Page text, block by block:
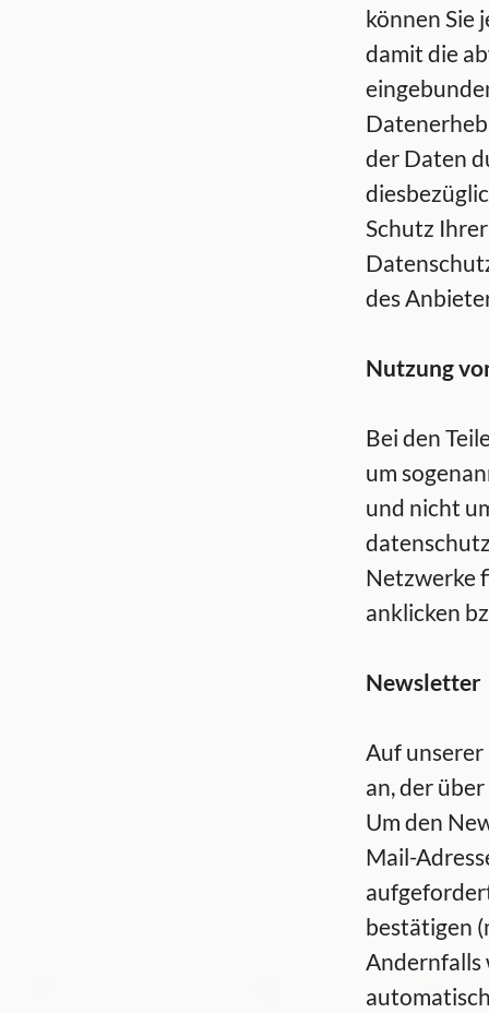
können Sie
damit die
der Daten
Schutz
des
Nutzung
Bei den
um
und nicht
Netzwerke
anklicken
Newsletter
Auf
an, der
Um den
Mail-
bestätigen
Andernfalls